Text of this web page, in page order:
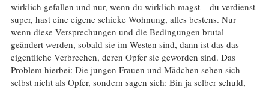
wirklich gefallen und nur, wenn du wirklich magst – du verdienst
super, hast eine eigene schicke Wohnung, alles bestens. Nur
wenn diese Versprechungen und die Bedingungen brutal
geändert werden, sobald sie im Westen sind, dann ist das das
eigentliche Verbrechen, deren Opfer sie geworden sind. Das
Problem hierbei: Die jungen Frauen und Mädchen sehen sich
selbst nicht als Opfer, sondern sagen sich: Bin ja selber schuld,